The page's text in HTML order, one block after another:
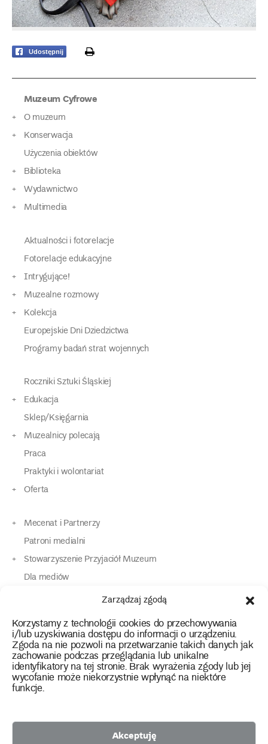
Zarządzaj zgodą
Korzystamy z technologii cookies do przechowywania
i/lub uzyskiwania dostępu do informacji o urządzeniu.
Zgoda na nie pozwoli na przetwarzanie takich danych jak
zachowanie podczas przeglądania lub unikalne
identyfikatory na tej stronie. Brak wyrażenia zgody lub jej
wycofanie może niekorzystnie wpłynąć na niektóre
funkcje.
Akceptuję
Udostępnij print
Muzeum Cyfrowe
O muzeum
Konserwacja
Użyczenia obiektów
Biblioteka
Wydawnictwo
Multimedia
Aktualności i fotorelacje
Fotorelacje edukacyjne
Intrygujące!
Muzealne rozmowy
Kolekcja
Europejskie Dni Dziedzictwa
Programy badań strat wojennych
Roczniki Sztuki Śląskiej
Edukacja
Sklep/Księgarnia
Muzealnicy polecają
Praca
Praktyki i wolontariat
Oferta
Mecenat i Partnerzy
Patroni medialni
Stowarzyszenie Przyjaciół Muzeum
Dla mediów
Dla osób o specjalnych potrzebach
Kontakt
instagram
twitterfacebookyoutube
tiktok
Polityka prywatności